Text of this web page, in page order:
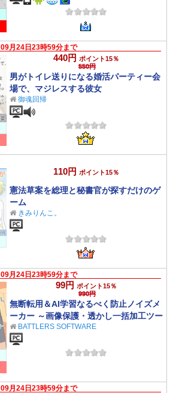
09月24日23時59分まで
440円 ポイント15％
550円
男がトイレ送りになる婚活パーティー会
場で、マジレスする彼女
御魂回帰
110円 ポイント15％
憲法草案を総理と秘書官が探すだけのゲ
ーム
きみりんこ。
09月24日23時59分まで
99円 ポイント15％
990円
無断転用＆AI学習なるべく防止ノイズメ
ーカー ～画像保護・透かし一括加工ツー
ル～亜依に俺の毒キノコを食べさせたい
ッ
BATTLERS SOFTWARE
09月24日23時59分まで